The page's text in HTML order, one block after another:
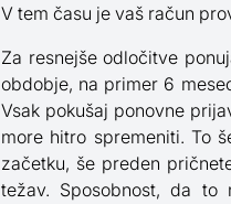
V tem času je vaš račun
Za resnejše odločitve
obdobje, na primer 6
Vsak pokušaj ponovne
more hitro spremeniti. To
začetku, še preden
težav. Sposobnost, da